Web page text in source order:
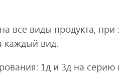
все виды продукта, при
каждый вид.
1д и 3д на серию